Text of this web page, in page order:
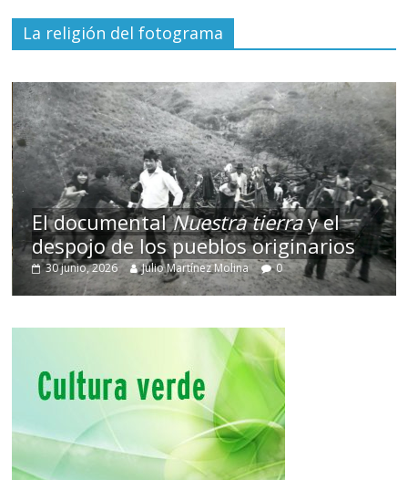
La religión del fotograma
El documentalNuestra tierray el
despojo de los pueblos originarios
30 junio, 2026 Julio Martínez Molina 0